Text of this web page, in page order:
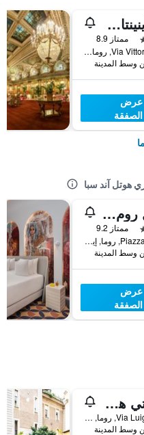
إنتركونتاينينتال روم أمباسشياتوري بالاس باي آيتش جي
ممتاز 8.9
Via Vittorio Veneto 62, روما, إيطاليا
عرض
الصفقة
هوتل آند سبا
آرت وتل روم بياتزا سالوستيو
ممتاز 9.2
Piazza Sallustio 18, روما, إيطاليا
عرض
الصفقة
فيلا لوزاتي هوستل
25 Via Luigi Luzzatti, روما, إيطاليا